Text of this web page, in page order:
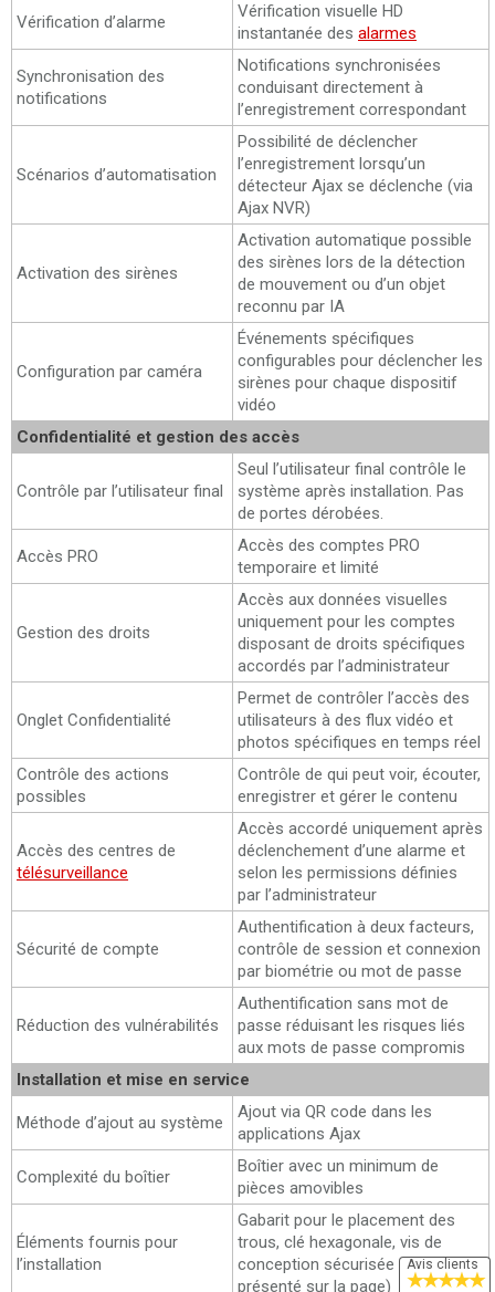
Vérification d’alarme
Vérification visuelle HD
instantanée des alarmes
Synchronisation des
notifications
Notifications synchronisées
conduisant directement à
l’enregistrement correspondant
Scénarios d’automatisation
Possibilité de déclencher
l’enregistrement lorsqu’un
détecteur Ajax se déclenche (via
Ajax NVR)
Activation des sirènes
Activation automatique possible
des sirènes lors de la détection
de mouvement ou d’un objet
reconnu par IA
Configuration par caméra
Événements spécifiques
configurables pour déclencher les
sirènes pour chaque dispositif
vidéo
Confidentialité et gestion des accès
Contrôle par l’utilisateur final
Seul l’utilisateur final contrôle le
système après installation. Pas
de portes dérobées.
Accès PRO
Accès des comptes PRO
temporaire et limité
Gestion des droits
Accès aux données visuelles
uniquement pour les comptes
disposant de droits spécifiques
accordés par l’administrateur
Onglet Confidentialité
Permet de contrôler l’accès des
utilisateurs à des flux vidéo et
photos spécifiques en temps réel
Contrôle des actions
possibles
Contrôle de qui peut voir, écouter,
enregistrer et gérer le contenu
Accès des centres de
télésurveillance
Accès accordé uniquement après
déclenchement d’une alarme et
selon les permissions définies
par l’administrateur
Sécurité de compte
Authentification à deux facteurs,
contrôle de session et connexion
par biométrie ou mot de passe
Réduction des vulnérabilités
Authentification sans mot de
passe réduisant les risques liés
aux mots de passe compromis
Installation et mise en service
Méthode d’ajout au système
Ajout via QR code dans les
applications Ajax
Complexité du boîtier
Boîtier avec un minimum de
pièces amovibles
Éléments fournis pour
l’installation
Gabarit pour le placement des
trous, clé hexagonale, vis de
conception sécurisée (selon le kit
présenté sur la page)
Avis clients
★★★★★